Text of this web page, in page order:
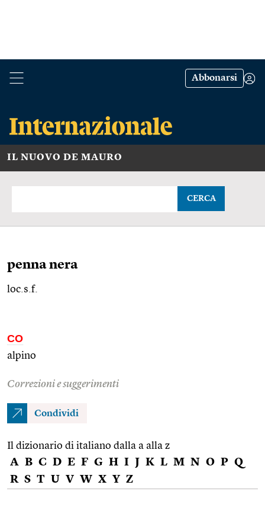
Abbonarsi
IL NUOVO DE MAURO
CERCA
penna nera
loc.s.f.
CO
alpino
Correzioni e suggerimenti
Condividi
Il dizionario di italiano dalla a alla z
A B C D E F G H I J K L M N O P Q
R S T U V W X Y Z